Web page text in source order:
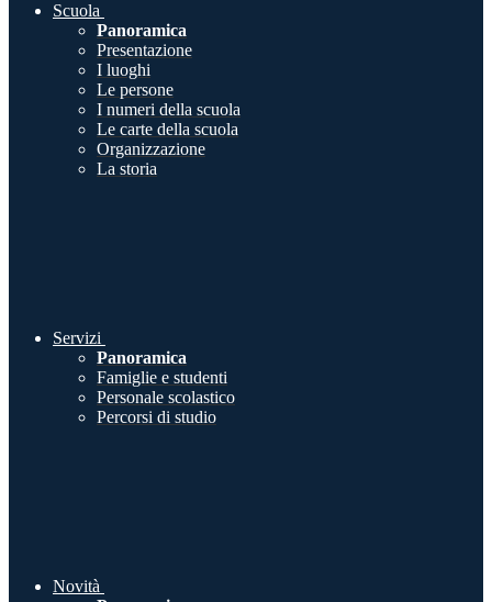
Scuola
Panoramica
Presentazione
I luoghi
Le persone
I numeri della scuola
Le carte della scuola
Organizzazione
La storia
Servizi
Panoramica
Famiglie e studenti
Personale scolastico
Percorsi di studio
Novità